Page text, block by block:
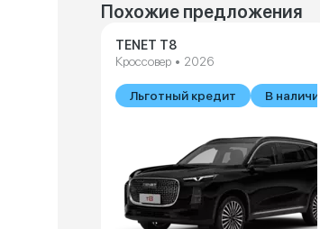
Похожие предложения
TENET T8
Кроссовер • 2026
Льготный кредит В наличии